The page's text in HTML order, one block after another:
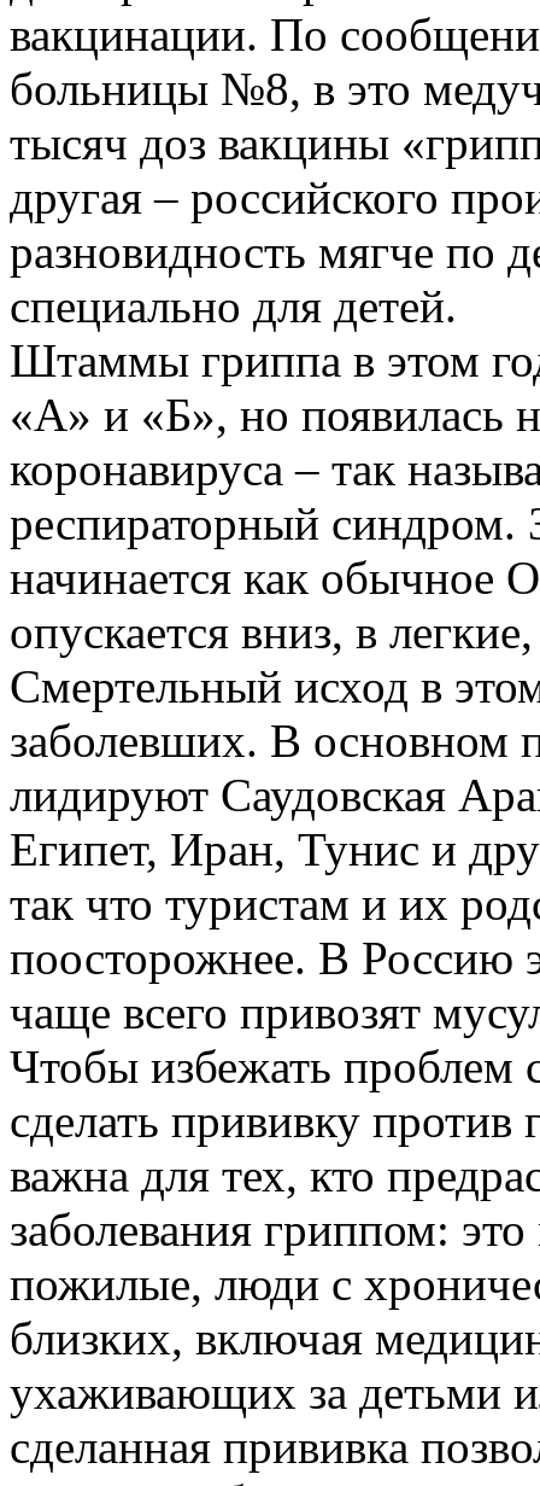
вакцинации. По
больницы №8, в это
тысяч доз вакцины
другая – российского
разновидность мягче по
специально для детей.
Штаммы гриппа в этом
«А» и «Б», но появилась
коронавируса – так
респираторный синдром.
начинается как
опускается вниз, в
Смертельный исход в
заболевших. В основном
лидируют Саудовская
Египет, Иран, Тунис и
так что туристам и их
поосторожнее. В Россию
чаще всего привозят
Чтобы избежать проблем
сделать прививку
важна для тех, кто
заболевания гриппом:
пожилые, люди с
близких, включая
ухаживающих за детьми
сделанная прививка